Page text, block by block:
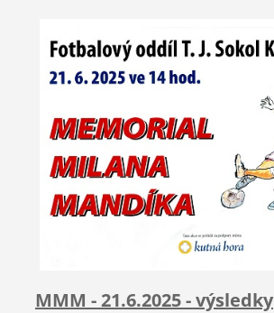
MMM - 21.6.2025 - výsledky